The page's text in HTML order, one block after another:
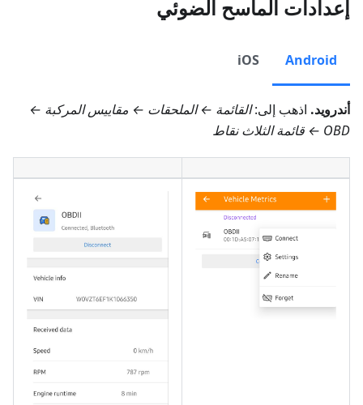
إعدادات الماسح الضوئي
Android
iOS
أندرويد. اذهب إلى:القائمة ← الملحقات ← مقاييس المركبة ←
OBD ← قائمة الثلاث نقاط